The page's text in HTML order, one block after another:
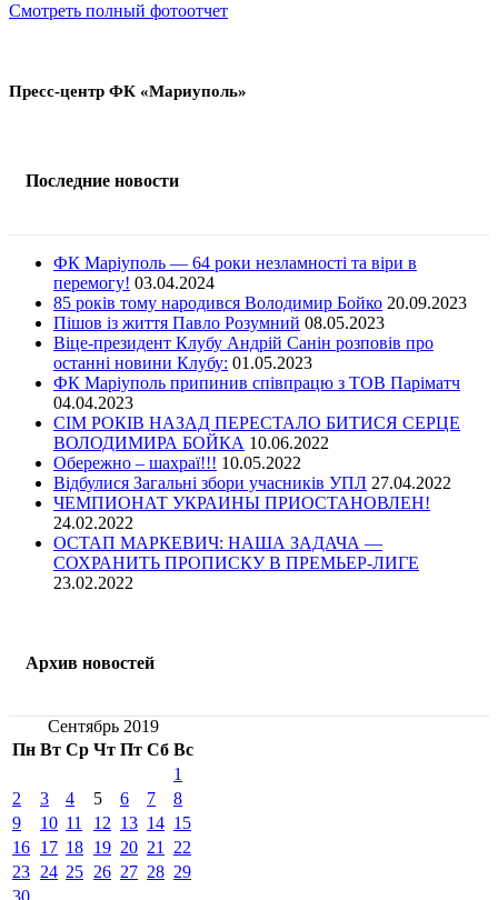
Смотреть полный фотоотчет
Пресс-центр ФК «Мариуполь»
Последние новости
ФК Маріуполь — 64 роки незламності та віри в
перемогу! 03.04.2024
85 років тому народився Володимир Бойко 20.09.2023
Пішов із життя Павло Розумний 08.05.2023
Віце-президент Клубу Андрій Санін розповів про
останні новини Клубу: 01.05.2023
ФК Маріуполь припинив співпрацю з ТОВ Паріматч
04.04.2023
СІМ РОКІВ НАЗАД ПЕРЕСТАЛО БИТИСЯ СЕРЦЕ
ВОЛОДИМИРА БОЙКА 10.06.2022
Обережно – шахраї!!! 10.05.2022
Відбулися Загальні збори учасників УПЛ 27.04.2022
ЧЕМПИОНАТ УКРАИНЫ ПРИОСТАНОВЛЕН!
24.02.2022
ОСТАП МАРКЕВИЧ: НАША ЗАДАЧА —
СОХРАНИТЬ ПРОПИСКУ В ПРЕМЬЕР-ЛИГЕ
23.02.2022
Архив новостей
Сентябрь 2019
Пн Вт Ср Чт Пт Сб Вс
1
2
3 4 5 6 7
8
9
10 11 12 13 14 15
16 17 18 19 20 21
22
23 24 25 26 27 28 29